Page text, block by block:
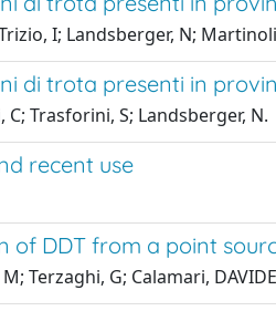
I; Landsberger, N;
di trota presenti in
C; Trasforini, S; Landsberger, N.
recent use
of DDT from a point
Terzaghi, G; Calamari,